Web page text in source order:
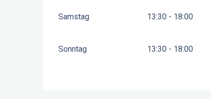
Samstag 13:30 - 18:00
Sonntag 13:30 - 18:00